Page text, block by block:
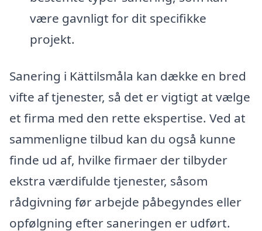
være gavnligt for dit specifikke
projekt.
Sanering i Kättilsmåla kan dække en bred
vifte af tjenester, så det er vigtigt at vælge
et firma med den rette ekspertise. Ved at
sammenligne tilbud kan du også kunne
finde ud af, hvilke firmaer der tilbyder
ekstra værdifulde tjenester, såsom
rådgivning før arbejde påbegyndes eller
opfølgning efter saneringen er udført.